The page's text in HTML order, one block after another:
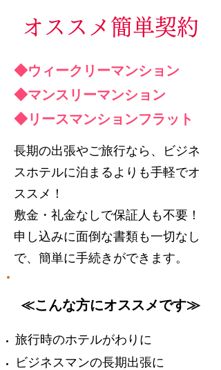
オススメ簡単契約
◆ウィークリーマンション
◆マンスリーマンション
◆リースマンションフラット
長期の出張やご旅行なら、ビジネ
スホテルに泊まるよりも手軽でオ
ススメ！
敷金・礼金なしで保証人も不要！
申し込みに面倒な書類も一切なし
で、簡単に手続きができます。
≪こんな方にオススメです≫
旅行時のホテルがわりに
ビジネスマンの長期出張に